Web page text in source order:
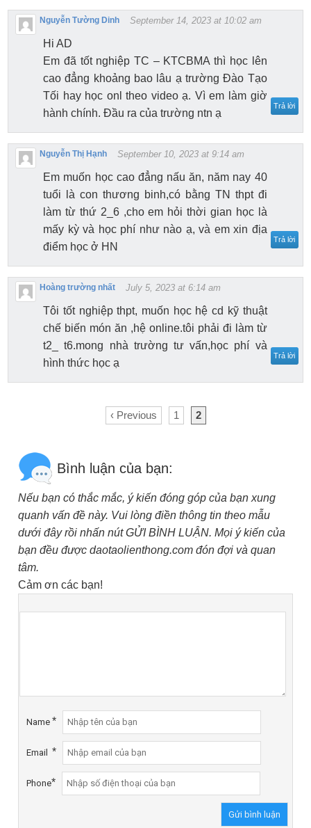
Nguyễn Tường Dinh September 14, 2023 at 10:02 am
Hi AD
Em đã tốt nghiệp TC – KTCBMA thì học lên
cao đẳng khoảng bao lâu ạ trường Đào Tạo
Tối hay học onl theo video ạ. Vì em làm giờ
hành chính. Đầu ra của trường ntn ạ
Trả lời
Nguyễn Thị Hạnh September 10, 2023 at 9:14 am
Em muốn học cao đẳng nấu ăn, năm nay 40
tuổi là con thương binh,có bằng TN thpt đi
làm từ thứ 2_6 ,cho em hỏi thời gian học là
mấy kỳ và học phí như nào ạ, và em xin địa
điểm học ở HN
Trả lời
Hoàng trường nhất July 5, 2023 at 6:14 am
Tôi tốt nghiệp thpt, muốn học hệ cd kỹ thuật
chế biến món ăn ,hệ online.tôi phải đi làm từ
t2_ t6.mong nhà trường tư vấn,học phí và
hình thức học ạ
Trả lời
‹ Previous 1 2
Bình luận của bạn:
Nếu bạn có thắc mắc, ý kiến đóng góp của bạn xung
quanh vấn đề này. Vui lòng điền thông tin theo mẫu
dưới đây rồi nhấn nút GỬI BÌNH LUẬN. Mọi ý kiến của
bạn đều được daotaolienthong.com đón đợi và quan
tâm.
Cảm ơn các bạn!
Name *
Email *
Phone*